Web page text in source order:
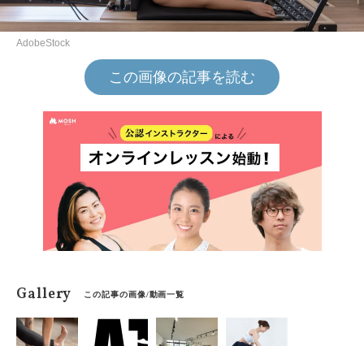
AdobeStock
この画像の記事を読む
Gallery この記事の画像/動画一覧